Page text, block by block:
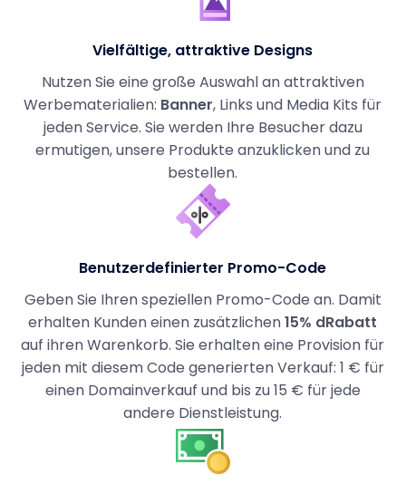
Vielfältige, attraktive Designs
Nutzen Sie eine große Auswahl an attraktiven
Werbematerialien: Banner, Links und Media Kits für
jeden Service. Sie werden Ihre Besucher dazu
ermutigen, unsere Produkte anzuklicken und zu
bestellen.
Benutzerdefinierter Promo-Code
Geben Sie Ihren speziellen Promo-Code an. Damit
erhalten Kunden einen zusätzlichen15% dRabatt
auf ihren Warenkorb. Sie erhalten eine Provision für
jeden mit diesem Code generierten Verkauf: 1 € für
einen Domainverkauf und bis zu 15 € für jede
andere Dienstleistung.